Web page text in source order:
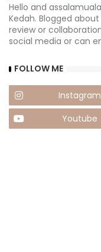
Hello and
Kedah. Blogged
review or
social media or can
FOLLOW ME
Instagram
Youtube